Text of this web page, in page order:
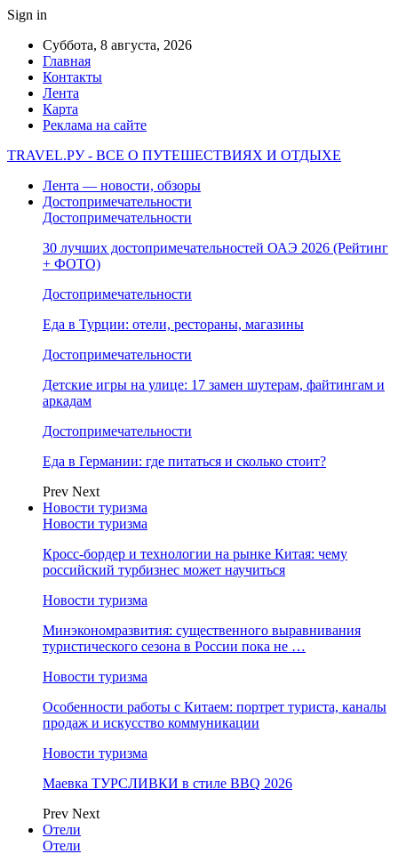
Sign in
Суббота, 8 августа, 2026
Главная
Контакты
Лента
Карта
Реклама на сайте
TRAVEL.РУ - ВСЕ О ПУТЕШЕСТВИЯХ И ОТДЫХЕ
Лента — новости, обзоры
Достопримечательности
Достопримечательности
30 лучших достопримечательностей ОАЭ 2026 (Рейтинг
+ ФОТО)
Достопримечательности
Еда в Турции: отели, рестораны, магазины
Достопримечательности
Детские игры на улице: 17 замен шутерам, файтингам и
аркадам
Достопримечательности
Еда в Германии: где питаться и сколько стоит?
Prev Next
Новости туризма
Новости туризма
Кросс-бордер и технологии на рынке Китая: чему
российский турбизнес может научиться
Новости туризма
Минэкономразвития: существенного выравнивания
туристического сезона в России пока не …
Новости туризма
Особенности работы с Китаем: портрет туриста, каналы
продаж и искусство коммуникации
Новости туризма
Маевка ТУРСЛИВКИ в стиле BBQ 2026
Prev Next
Отели
Отели